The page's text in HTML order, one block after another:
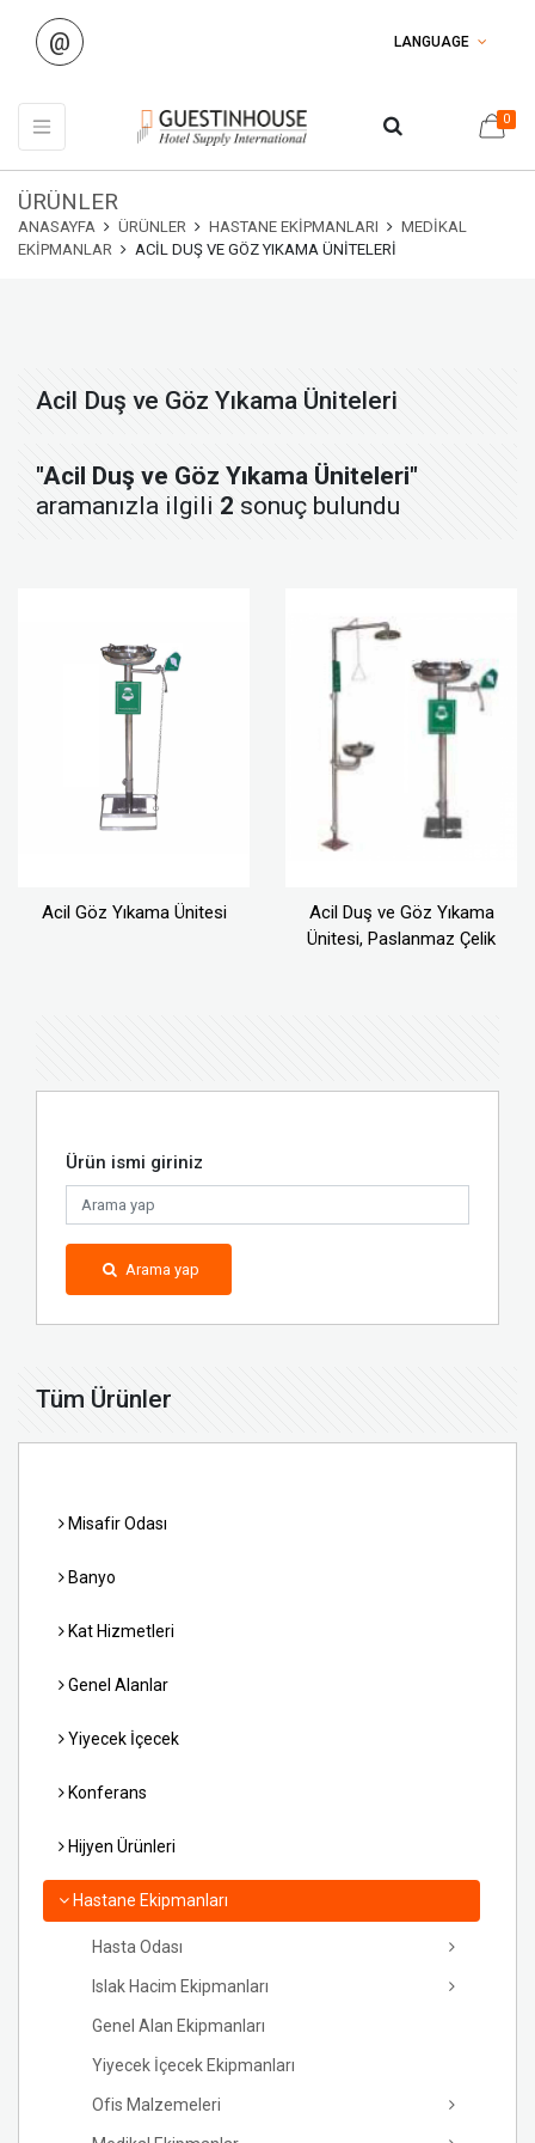
@ LANGUAGE
0
ÜRÜNLER
ANASAYFA ÜRÜNLER HASTANE EKIPMANLARI
MEDIKAL
EKIPMANLAR
ACIL DUŞ VE GÖZ YIKAMA ÜNITELERI
Tüm Ürünler
Misafir Odası
Banyo
Kat Hizmetleri
Genel Alanlar
Yiyecek İçecek
Konferans
Hijyen Ürünleri
Hastane Ekipmanları
Hasta Odası
Islak Hacim Ekipmanları
Genel Alan Ekipmanları
Yiyecek İçecek Ekipmanları
Ofis Malzemeleri
Acil Duş ve Göz Yıkama Üniteleri
"Acil Duş ve Göz Yıkama Üniteleri"
aramanızla ilgili 2 sonuç bulundu
Acil Göz Yıkama Ünitesi
Acil Duş ve Göz Yıkama
Ünitesi, Paslanmaz Çelik
Ürün ismi giriniz
Arama yap